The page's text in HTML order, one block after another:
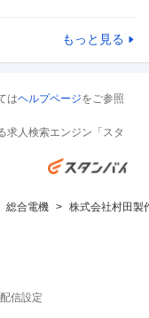
もっと見る
はヘルプページをご参照
求人検索エンジン「スタ
総合電機 株式会社村田製
配信設定